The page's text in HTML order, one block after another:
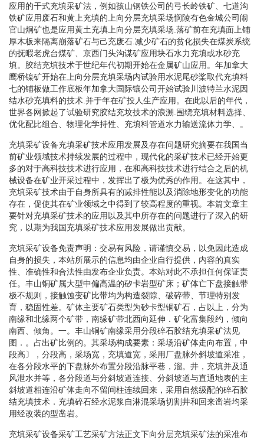
应用的干式充填采矿法，例如孩山钢铁公司的弓长岭铁矿、七道沟
铁矿应用废石和黄上充填的上向分层充填采场悯陵有色金城公司闹
官山炯矿也是应用黄土充填上向分层充填采场.落矿前在充填面上铺
厚木板来隔离崩落矿石与己充废石.减少矿石的贫化损失在煤炭系统
的抚暇老虎台煤矿、京西门头沟谋矿应用块石水力充填或水砂充
填。胶结充填技术于世纪年代初期开始在金属矿山应用。年加拿大
鹰桥镍矿开始在上向分层充填采场内试验用水泥尾砂桨取代充填料
七的铺板做工作底板年加拿大国际镶公司开始试验川波特兰水泥因
结水砂充填料的技术.并于年在矿投人生产应用。在此以后的年代，
世界各网掀起了试验研究胶结充坟技术的浪溯.围绕充填材料选择、
优化配比组合、物理化学持性、充填料管道水力输送流体力学、。
充填采矿设备充填采矿技术应用发展及存在问题研究摘要在我国当
前矿业领域技术持续发展的过程中，现代化的采矿技术已经开始更
多的对于高科技技术进行应用，在和高科技技术进行结合之后的机
械设备在矿业开采过程中，发挥出了极为优秀的作用。在这其中，
充填采矿技术由于自身所具有的减排性能以及消除地形变化的功能
存在，促使其在矿业领域之中得到了较高程度的重视。本篇文章主
要针对充填采矿技术的应用以及其中所存在的问题进行了深入的研
究，以期为我国充填采矿技术应用发展做出贡献。
充填采矿设备免责声明：交易有风险，请谨慎交易，以免因此造成
自身的损失，本站所展示的信息均由企业自行提供，内容的真实
性、准确性和合法性由发布企业负责。本站对此不承担任何保证责
任。丰山铜矿属大型中偏高温的矽卡岩型矿床；矿体亡下盘接触带
极不规则，接触蚀变矿比带均为构造裂隙、破碎带、节理特别发
育，稳固性差。矿体主要矿石类型为砂卡型铜矿石，占以上，分为
南缘和北缘两个矿带，南缘矿带北西向延伸．矿化富集段约，倾向
南西、倾角。一。丰山铜矿南缘采用分段碎石胶结充填采矿法见
图．。占出矿比例的。其采场构成要素：采场沿矿体走向布置，中
段高〕，分段高，采场宽，充填道宽，采用厂盘脉外斜坡道采准，
在各分段水平的下盘脉外布置分段沿脉平巷，溜。井，充填并及通
风泄水并等，各分段道与分斜坡道连接、分斜坡道与直通地表的主
斜坡道相连沿矿体走向不留间柱连续回来，采用自然级配的碎石胶
结充填技术．充填碎石经水泥浆自淋混采场切割井和回来凿岩均采
用经改装的型凿岩。
充填采矿设备采矿工艺采矿方法正文下向分层充填采矿法的采准布